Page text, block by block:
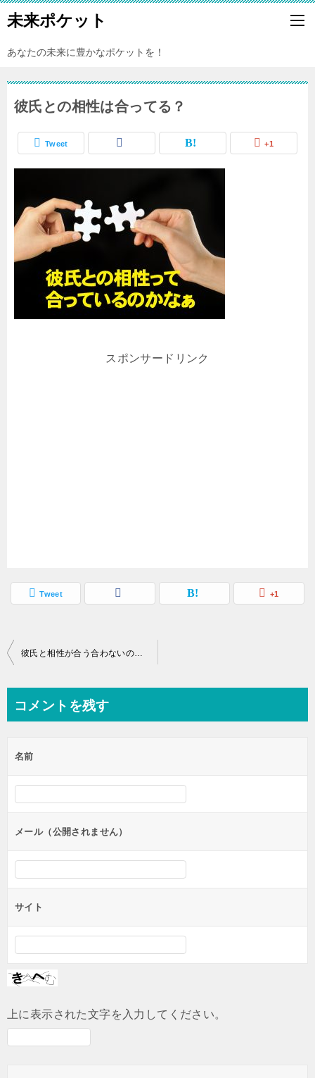
未来ポケット
あなたの未来に豊かなポケットを！
彼氏との相性は合ってる？
Tweet +1
スポンサードリンク
Tweet +1
投
ビ
ー
シ
ン
彼氏と相性が合う合わないのチェック項目と結婚に重要な10のポイント
コメントを残す
名前
メール（公開されません）
サイト
上に表示された文字を入力してください。